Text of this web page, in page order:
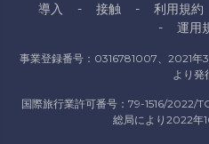
導入 接触 利用規約
運用
事業登録番号：0316781007、2021年
より発
国際旅行業許可番号：79-1516/2022/
総局により2022年